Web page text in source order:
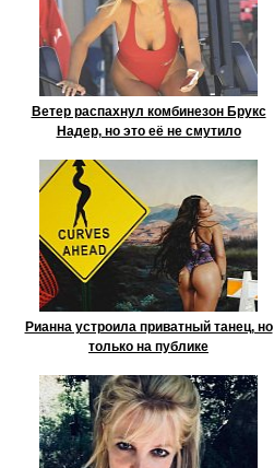
Ветер распахнул комбинезон Брукс
Надер, но это её не смутило
Рианна устроила приватный танец, но
только на публике